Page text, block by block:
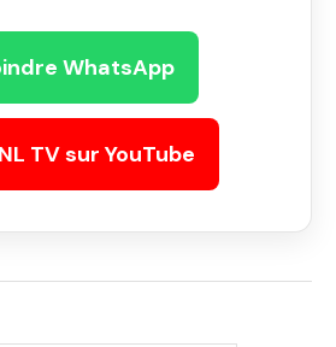
WhatsApp
TV sur YouTube